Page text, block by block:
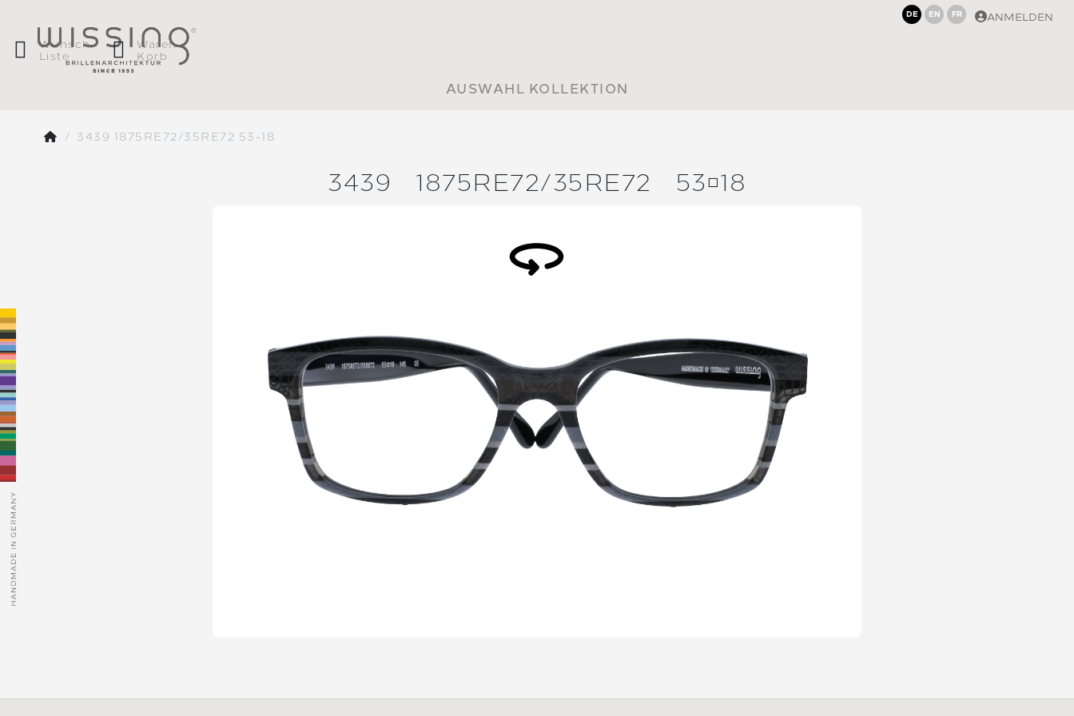
DE EN FR ANMELDEN
Wunsch
Liste
Waren
Korb
AUSWAHL KOLLEKTION
3439 1875RE72/35RE72 53-18
3439 1875RE72/35RE72 5318